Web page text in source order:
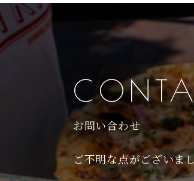
お問い合わせ
ご不明な点がございま